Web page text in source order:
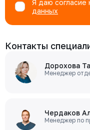
Я даю согласие
данных
Контакты
Дорохова
Менеджер
Чердаков
Менеджер по